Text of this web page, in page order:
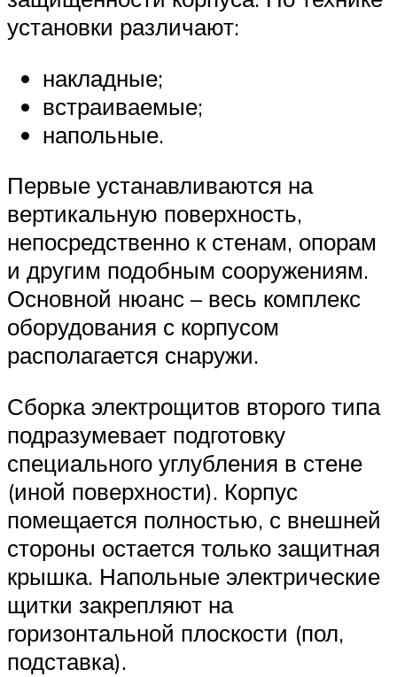
установки различают:
накладные;
встраиваемые;
напольные.
Первые устанавливаются на
вертикальную поверхность,
непосредственно к стенам, опорам
и другим подобным сооружениям.
Основной нюанс – весь комплекс
оборудования с корпусом
располагается снаружи.
Сборка электрощитов второго типа
подразумевает подготовку
специального углубления в стене
(иной поверхности). Корпус
помещается полностью, с внешней
стороны остается только защитная
крышка. Напольные электрические
щитки закрепляют на
горизонтальной плоскости (пол,
подставка).